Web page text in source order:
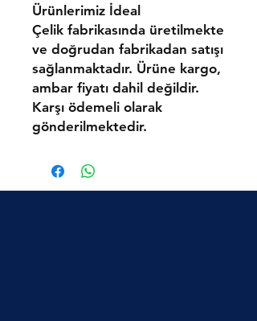
Ürünlerimiz İdeal
Çelik fabrikasında üretilmekte
ve doğrudan fabrikadan satışı
sağlanmaktadır. Ürüne kargo,
ambar fiyatı dahil değildir.
Karşı ödemeli olarak
gönderilmektedir.